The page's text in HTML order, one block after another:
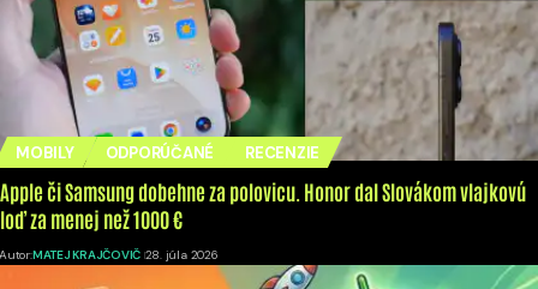
MOBILY ODPORÚČANÉ RECENZIE
Apple či Samsung dobehne za polovicu. Honor dal Slovákom vlajkovú
loď za menej než 1000 €
Autor:MATEJ KRAJČOVIČ 28. júla 2026